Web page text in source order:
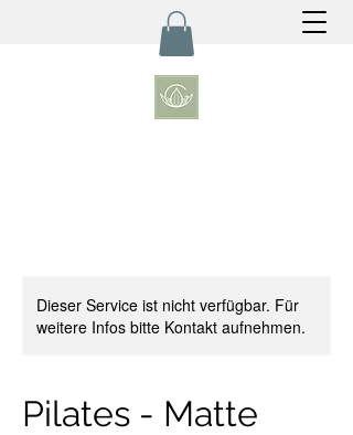
Dieser Service ist nicht verfügbar. Für
weitere Infos bitte Kontakt aufnehmen.
Pilates - Matte